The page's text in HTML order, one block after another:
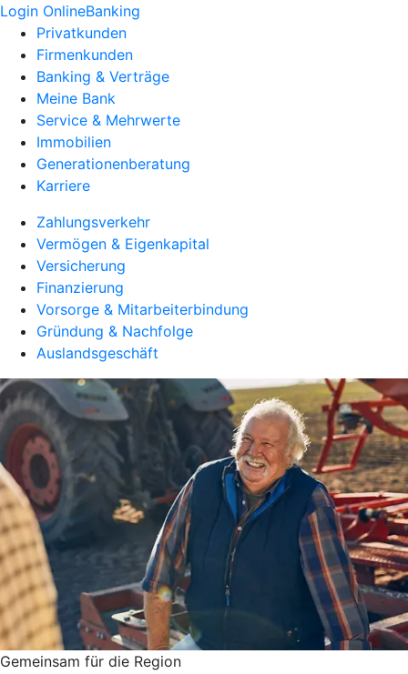
Login OnlineBanking
Privatkunden
Firmenkunden
Banking & Verträge
Meine Bank
Service & Mehrwerte
Immobilien
Generationenberatung
Karriere
Zahlungsverkehr
Vermögen & Eigenkapital
Versicherung
Finanzierung
Vorsorge & Mitarbeiterbindung
Gründung & Nachfolge
Auslandsgeschäft
Gemeinsam für die Region